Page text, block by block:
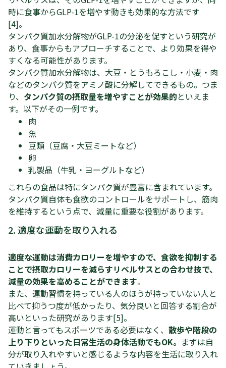
時に食事からGLP-1を増やす動きも効果的な方法です
[4]。
タンパク質加水分解物がGLP-1の分泌を促すという研究が
あり、食事からもアプローチすることで、より効果を得や
すくなる可能性があります。
タンパク質加水分解物は、大豆・とうもろこし・小麦・肉
などのタンパク質をアミノ酸に分解してできるもの。つま
り、 タンパク質の摂取量を増やすことが効果的といえま
す。以下がその一例です。
肉
魚
豆類（豆腐・大豆ミートなど）
卵
乳製品（牛乳・ヨーグルトなど）
これらの食品は特にタンパク質が豊富に含まれています。
タンパク質自体も食欲のコントロールをサポートし、筋肉
を維持するという点で、減量に重要な役割があります。
2. 適度な運動を取り入れる
適度な運動は消費カロリーを増やすので、食欲を抑制する
ことで摂取カロリーを減らすリベルサスとの合わせ技で、
減量の効果を高めることができます。
また、運動習慣を持っている人のほうが持っていない人と
比べて抑うつ度が低かったり、気分良いと回答する割合が
高いといった研究があります[5]。
運動と言ってもスポーツである必要はなく、 散歩や階段の
上り下りといった日常生活の身体活動でもOK。 まずは自
分が取り入れやすいと感じるような内容を生活に取り入れ